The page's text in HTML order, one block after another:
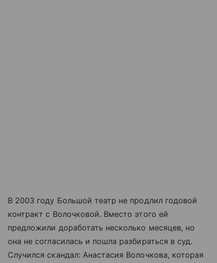
В 2003 году Большой театр не продлил годовой
контракт с Волочковой. Вместо этого ей
предложили доработать несколько месяцев, но
она не согласилась и пошла разбираться в суд.
Случился скандал: Анастасия Волочкова, которая